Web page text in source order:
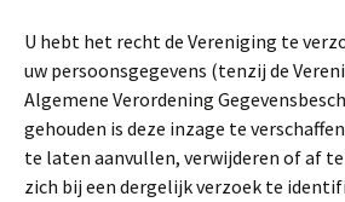
U hebt het recht de Vereniging te
uw persoonsgegevens (tenzij de
Algemene Verordening
gehouden is deze inzage te
te laten aanvullen, verwijderen of af
zich bij een dergelijk verzoek te